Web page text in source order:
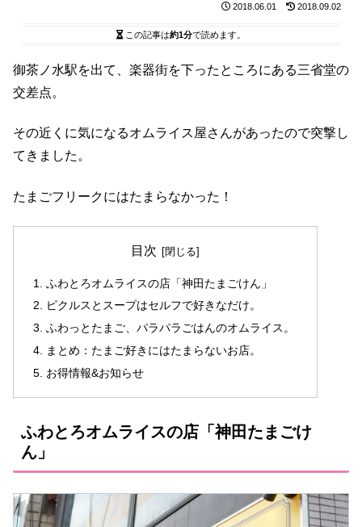
2018.06.01 2018.09.02
この記事は約1分で読めます。
御茶ノ水駅を出て、楽器街を下ったところにある三省堂の
交差点。
その近くに気になるオムライス屋さんがあったので突撃し
てきました。
たまごフリークにはたまらなかった！
目次
ふわとろオムライスの店「神田たまごけん」
ピクルスとスープはセルフで好きなだけ。
ふわっとたまご、パラパラごはんのオムライス。
まとめ：たまご好きにはたまらないお店。
お得情報&お知らせ
ふわとろオムライスの店「神田たまごけ
ん」